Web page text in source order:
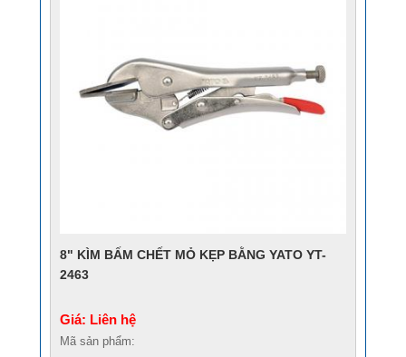
8" KÌM BẤM CHẾT MỎ KẸP BẰNG YATO YT-
2463
Giá: Liên hệ
Mã sản phẩm: